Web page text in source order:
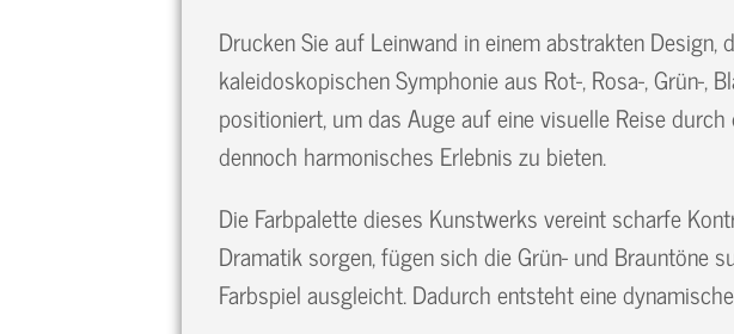
Drucken Sie auf Leinwand in einem abstrakten
kaleidoskopischen Symphonie aus Rot-, Rosa-, Grün-,
positioniert, um das Auge auf eine visuelle Reise
dennoch harmonisches Erlebnis zu bieten.
Die Farbpalette dieses Kunstwerks vereint scharfe
Dramatik sorgen, fügen sich die Grün- und Brauntöne
Farbspiel ausgleicht. Dadurch entsteht eine